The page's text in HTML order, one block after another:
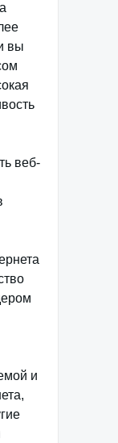
вы
веб-
и